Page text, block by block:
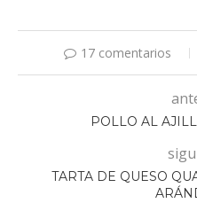
17 comentarios
POLLO AL
TARTA DE QUESO